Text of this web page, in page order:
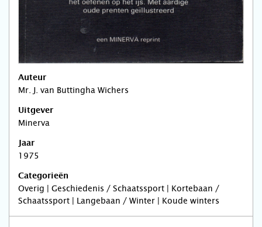
Auteur
Mr. J. van Buttingha Wichers
Uitgever
Minerva
Jaar
1975
Categorieën
Overig | Geschiedenis / Schaatssport | Kortebaan /
Schaatssport | Langebaan / Winter | Koude winters